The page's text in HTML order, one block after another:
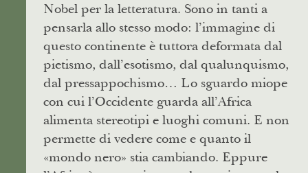
Nobel per la letteratura. Sono in tanti a
pensarla allo stesso modo: l’immagine di
questo continente è tuttora deformata dal
pietismo, dall’esotismo, dal qualunquismo,
dal pressappochismo… Lo sguardo miope
con cui l’Occidente guarda all’Africa
alimenta stereotipi e luoghi comuni. E non
permette di vedere come e quanto il
«mondo nero» stia cambiando. Eppure